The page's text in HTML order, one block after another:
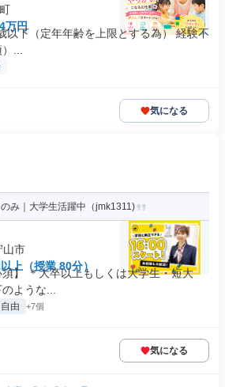
万円
以下（定年年齢を上限とする為） 経験不
...
気になる
み｜大学生活躍中（jmk1311)
山市
上（授業 80分）
】 ＊大卒以上もしくは大学生・短大
ような...
由 +7個
気になる